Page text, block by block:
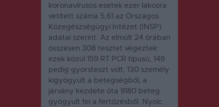
koronavírusos esetek ezer lakosra
vetített száma 5,61 az Országos
Közegészségügyi Intézet (INSP)
adatai szerint. Az elmúlt 24 órában
összesen 308 tesztet végeztek:
ezek közül 159 RT PCR típusú, 149
pedig gyorsteszt volt; 130 személy
kigyógyult a betegségből, a
járvány kezdete óta 9180 beteg
gyógyult fel a fertőzésből. Nyolc